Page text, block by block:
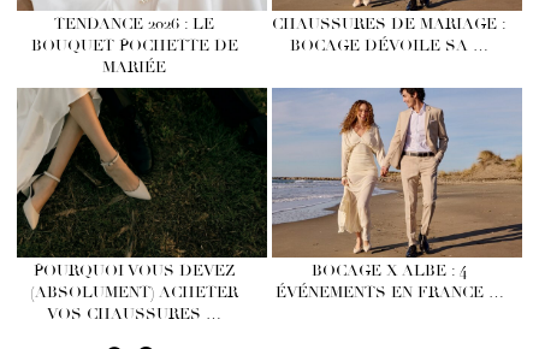
TENDANCE 2026 : LE
BOUQUET POCHETTE DE
MARIÉE
CHAUSSURES DE MARIAGE :
BOCAGE DÉVOILE SA …
POURQUOI VOUS DEVEZ
(ABSOLUMENT) ACHETER
VOS CHAUSSURES …
BOCAGE X ALBE : 4
ÉVÉNEMENTS EN FRANCE …